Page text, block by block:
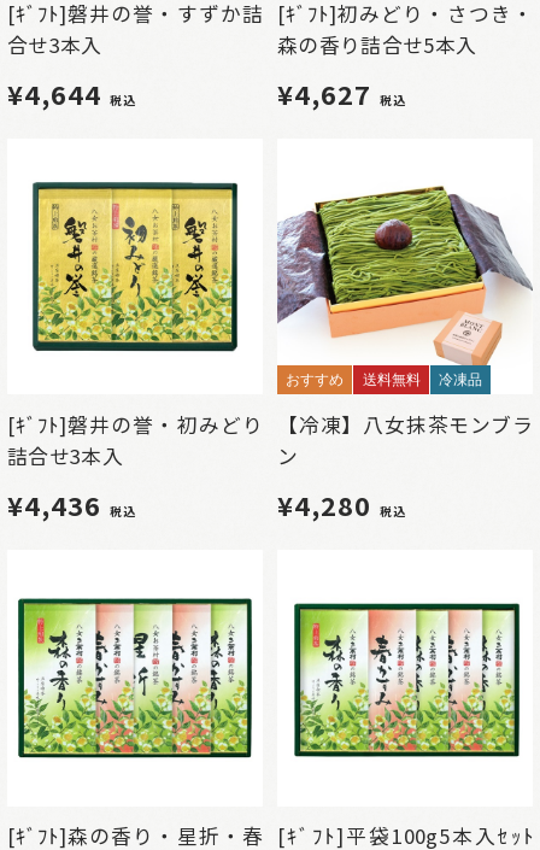
[ｷﾞﾌﾄ]磐井の誉・すずか詰
合せ3本入
¥4,644 税込
[ｷﾞﾌﾄ]初みどり・さつき・
森の香り詰合せ5本入
¥4,627 税込
[ｷﾞﾌﾄ]磐井の誉・初みどり
詰合せ3本入
¥4,436 税込
おすすめ 送料無料 冷凍品
【冷凍】八女抹茶モンブラ
ン
¥4,280 税込
[ｷﾞﾌﾄ]森の香り・星折・春
[ｷﾞﾌﾄ]平袋100g5本入ｾｯﾄ